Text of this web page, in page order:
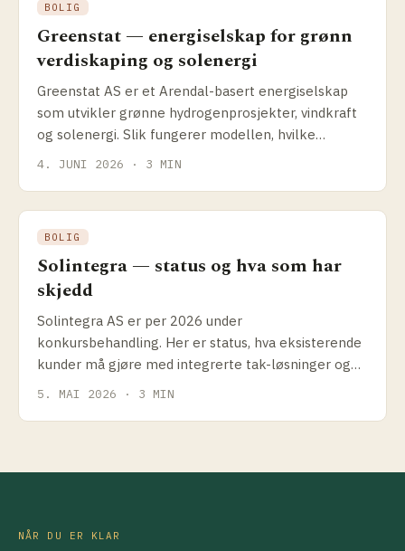
BOLIG
Greenstat — energiselskap for grønn
verdiskaping og solenergi
Greenstat AS er et Arendal-basert energiselskap
som utvikler grønne hydrogenprosjekter, vindkraft
og solenergi. Slik fungerer modellen, hvilke
prosjekter selskapet driver og hva det betyr for
4. JUNI 2026 · 3 MIN
BOLIG
Solintegra — status og hva som har
skjedd
Solintegra AS er per 2026 under
konkursbehandling. Her er status, hva eksisterende
kunder må gjøre med integrerte tak-løsninger og
hvilke alternativer som finnes.
5. MAI 2026 · 3 MIN
NÅR DU ER KLAR